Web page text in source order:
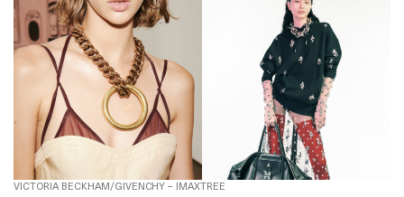
VICTORIA BECKHAM/GIVENCHY – IMAXTREE